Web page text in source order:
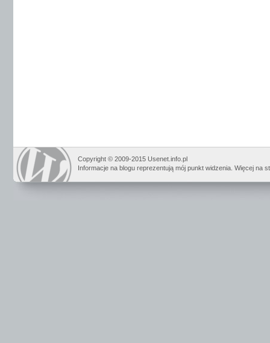
Copyright © 2009-2015 Usenet.info.pl
Informacje na blogu reprezentują mój punkt widzenia. Więcej na